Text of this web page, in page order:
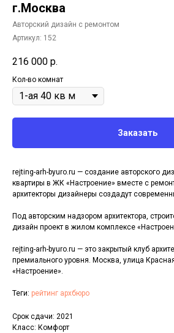
г.Москва
Авторский дизайн с ремонтом
Артикул: 152
216 000 р.
Кол-во комнат
Заказать
rejting-arh-byuro.ru — создание авторского
квартиры в ЖК «Настроение» вместе с
архитекторы дизайнеры создадут
Под авторским надзором архитектора,
дизайн проект в жилом комплексе
rejting-arh-byuro.ru — это закрытый клуб
премиального уровня. Москва, улица
«Настроение».
Теги: рейтинг архбюро
Срок сдачи: 2021
Класс: Комфорт